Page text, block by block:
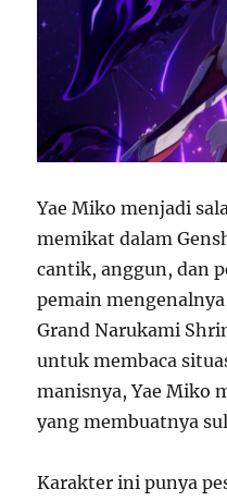
Yae Miko menjadi
memikat dalam
cantik, anggun, dan
pemain
Grand Narukami
untuk membaca
manisnya, Yae Miko
yang membuatnya
Karakter ini punya